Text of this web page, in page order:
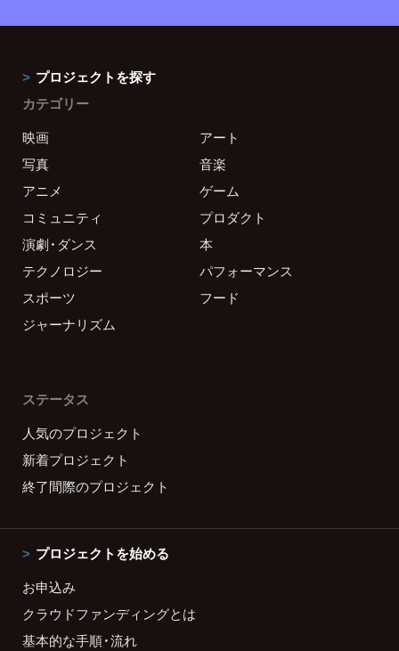
プロジェクトを探す
カテゴリー
映画
アート
写真
音楽
アニメ
ゲーム
コミュニティ
プロダクト
演劇・ダンス
本
テクノロジー
パフォーマンス
スポーツ
フード
ジャーナリズム
ステータス
人気のプロジェクト
新着プロジェクト
終了間際のプロジェクト
プロジェクトを始める
お申込み
クラウドファンディングとは
基本的な手順・流れ